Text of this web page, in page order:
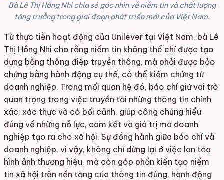
Bà Lê Thị Hồng Nhi chia sẻ góc nhìn về niềm tin và chất lượng
tăng trưởng trong giai đoạn phát triển mới của Việt Nam.
Từ thực tiễn hoạt động của Unilever tại Việt Nam, bà Lê
Thị Hồng Nhi cho rằng niềm tin không thể chỉ được tạo
dựng bằng thông điệp truyền thông, mà phải được bảo
chứng bằng hành động cụ thể, có thể kiểm chứng từ
doanh nghiệp. Trong mối quan hệ đó, báo chí giữ vai trò
quan trọng trong việc truyền tải những thông tin chính
xác, xác thực và có bối cảnh, giúp công chúng hiểu
đúng về những nỗ lực, cam kết và giá trị mà doanh
nghiệp tạo ra cho xã hội. Sự đồng hành giữa báo chí và
doanh nghiệp, vì vậy, không chỉ dừng lại ở việc lan tỏa
hình ảnh thương hiệu, mà còn góp phần kiến tạo niềm
tin xã hội trên nền tảng của thông tin đúng, hành động